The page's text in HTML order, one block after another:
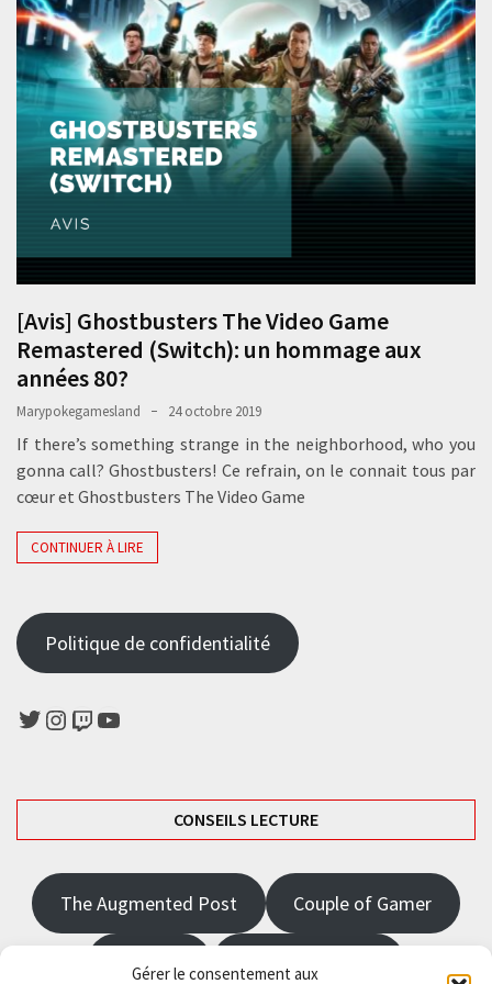
Gérer le consentement aux
[Avis] Ghostbusters The Video Game
Remastered (Switch): un hommage aux
années 80?
Marypokegamesland 24 octobre 2019
If there’s something strange in the neighborhood, who you
gonna call? Ghostbusters! Ce refrain, on le connait tous par
cœur et Ghostbusters The Video Game
CONTINUER À LIRE
Politique de confidentialité
Twitter
Instagram
TwitchYouTube
CONSEILS LECTURE
The Augmented Post Couple of Gamer
JRPGFR State of Gaming